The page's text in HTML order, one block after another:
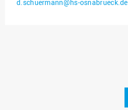
d.schuermann@hs-osnabrueck.de